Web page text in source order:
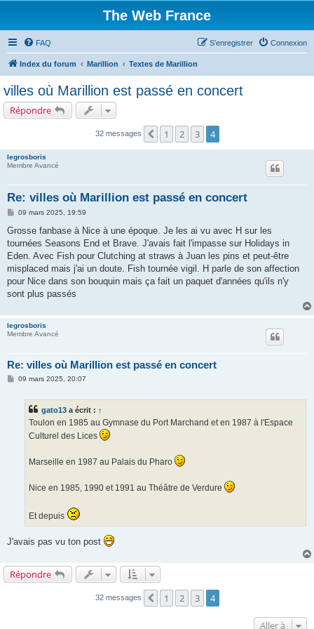
The Web France
FAQ Connexion
S’enregistrer
Index du forum Marillion Textes de Marillion
villes où Marillion est passé en concert
Répondre
32 messages Précédente
1 2 3 4
legrosboris
Membre Avancé
Re: villes où Marillion est passé en concert
M
s
a
g
09 mars 2025, 19:59
Grosse fanbase à Nice à une époque. Je les ai vu avec H sur les
tournées Seasons End et Brave. J'avais fait l'impasse sur Holidays in
Eden. Avec Fish pour Clutching at straws à Juan les pins et peut-être
misplaced mais j'ai un doute. Fish tournée vigil. H parle de son affection
pour Nice dans son bouquin mais ça fait un paquet d'années qu'ils n'y
sont plus passés
legrosboris
Membre Avancé
Re: villes où Marillion est passé en concert
M09 mars 2025, 20:07
gato13 a écrit : ↑
Toulon en 1985 au Gymnase du Port Marchand et en 1987 à l'Espace
Culturel des Lices
Marseille en 1987 au Palais du Pharo
Nice en 1985, 1990 et 1991 au Théâtre de Verdure
Et depuis
J'avais pas vu ton post
Répondre
32 messages Précédente
1 2 3 4
Aller à